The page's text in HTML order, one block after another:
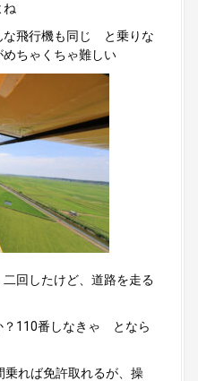
ね
な飛行機も同じ と乗りな
ちゃくちゃ難しい
回したけど、道路を走る
？110番しなきゃ となら
れば免許取れるが、操